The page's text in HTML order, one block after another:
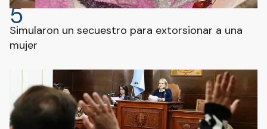
5
Simularon un secuestro para extorsionar a una
mujer